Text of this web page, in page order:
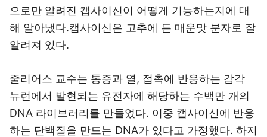
으로만 알려진 캡사이신이 어떻게 기능하는지에 대
해 알아냈다.캡사이신은 고추에 든 매운맛 분자로 잘
알려져 있다.
줄리어스 교수는 통증과 열, 접촉에 반응하는 감각
뉴런에서 발현되는 유전자에 해당하는 수백만 개의
DNA 라이브러리를 만들었다. 이중 캡사이신에 반응
하는 단백질을 만드는 DNA가 있다고 가정했다. 하지